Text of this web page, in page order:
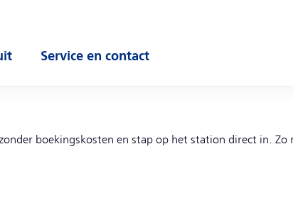
Service en contact
boekingskosten en stap op het station direct in.